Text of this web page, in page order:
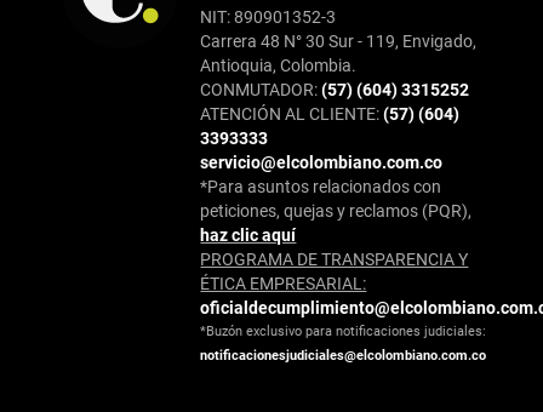
NIT: 890901352-3
Carrera 48 N° 30 Sur - 119, Envigado,
Antioquia, Colombia.
CONMUTADOR:(57) (604) 3315252
ATENCIÓN AL CLIENTE:(57) (604)
3393333
servicio@elcolombiano.com.co
*Para asuntos relacionados con
peticiones, quejas y reclamos (PQR),
haz clic aquí
PROGRAMA DE TRANSPARENCIA Y
ÉTICA EMPRESARIAL:
*Buzón exclusivo para notificaciones judiciales:
notificacionesjudiciales@elcolombiano.com.co